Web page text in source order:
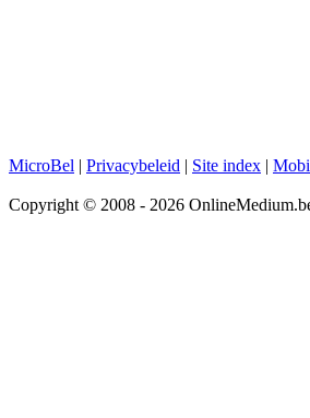
MicroBel | Privacybeleid | Site index |
Copyright © 2008 - 2026